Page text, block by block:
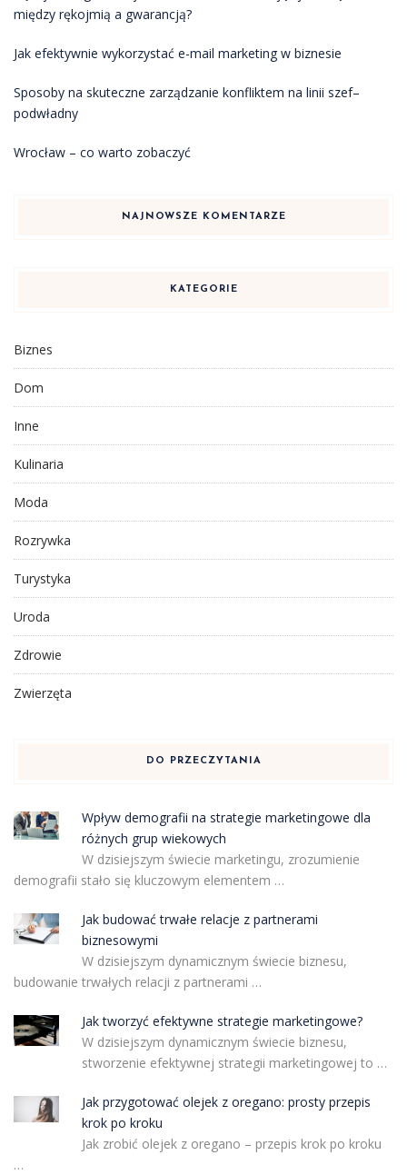
między rękojmią a gwarancją?
Jak efektywnie wykorzystać e-mail marketing w biznesie
Sposoby na skuteczne zarządzanie konfliktem na linii szef–
podwładny
Wrocław – co warto zobaczyć
NAJNOWSZE KOMENTARZE
KATEGORIE
Biznes
Dom
Inne
Kulinaria
Moda
Rozrywka
Turystyka
Uroda
Zdrowie
Zwierzęta
DO PRZECZYTANIA
Wpływ demografii na strategie marketingowe dla
różnych grup wiekowych
W dzisiejszym świecie marketingu, zrozumienie
demografii stało się kluczowym elementem …
Jak budować trwałe relacje z partnerami
biznesowymi
W dzisiejszym dynamicznym świecie biznesu,
budowanie trwałych relacji z partnerami …
Jak tworzyć efektywne strategie marketingowe?
W dzisiejszym dynamicznym świecie biznesu,
stworzenie efektywnej strategii marketingowej to …
Jak przygotować olejek z oregano: prosty przepis
krok po kroku
Jak zrobić olejek z oregano – przepis krok po kroku
…